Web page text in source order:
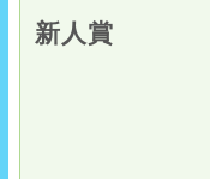
新人賞